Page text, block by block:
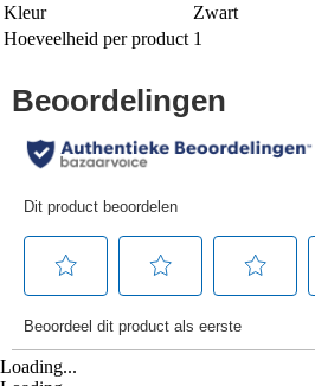
Kleur
Zwart
Hoeveelheid per product 1
Loading...